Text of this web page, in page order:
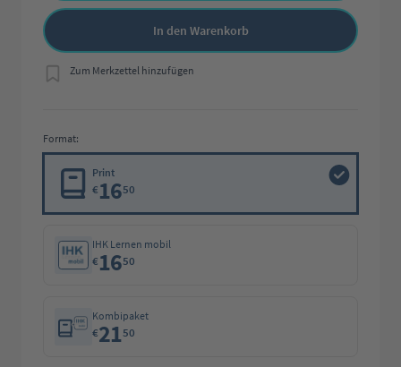
In den Warenkorb
Zum Merkzettel hinzufügen
Format:
Print
€1650
IHK Lernen mobil
€1650
Kombipaket
€2150